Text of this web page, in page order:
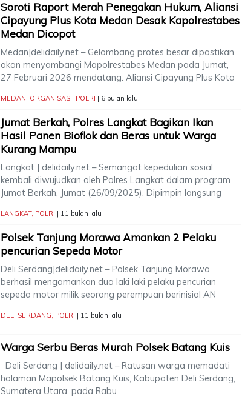
Soroti Raport Merah Penegakan Hukum, Aliansi
Cipayung Plus Kota Medan Desak Kapolrestabes
Medan Dicopot
Medan|delidaily.net – Gelombang protes besar dipastikan
akan menyambangi Mapolrestabes Medan pada Jumat,
27 Februari 2026 mendatang. Aliansi Cipayung Plus Kota
MEDAN, ORGANISASI, POLRI | 6 bulan lalu
Jumat Berkah, Polres Langkat Bagikan Ikan
Hasil Panen Bioflok dan Beras untuk Warga
Kurang Mampu
Langkat | delidaily.net – Semangat kepedulian sosial
kembali diwujudkan oleh Polres Langkat dalam program
Jumat Berkah, Jumat (26/09/2025). Dipimpin langsung
LANGKAT, POLRI | 11 bulan lalu
Polsek Tanjung Morawa Amankan 2 Pelaku
pencurian Sepeda Motor
Deli Serdang|delidaily.net – Polsek Tanjung Morawa
berhasil mengamankan dua laki laki pelaku pencurian
sepeda motor milik seorang perempuan berinisial AN
DELI SERDANG, POLRI | 11 bulan lalu
Warga Serbu Beras Murah Polsek Batang Kuis
Deli Serdang | delidaily.net – Ratusan warga memadati
halaman Mapolsek Batang Kuis, Kabupaten Deli Serdang,
Sumatera Utara, pada Rabu